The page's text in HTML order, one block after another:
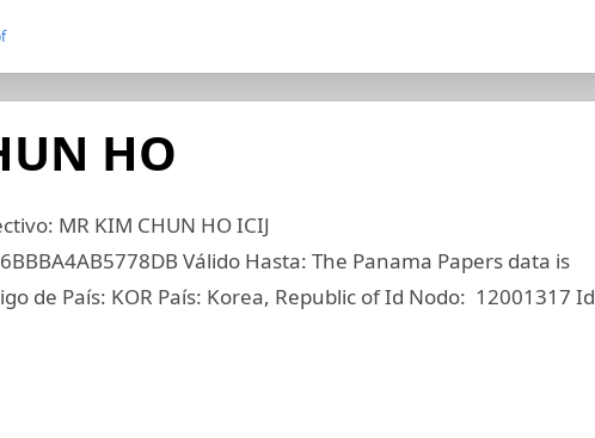
HO
MR KIM CHUN HO ICIJ
Válido Hasta: The Panama Papers data is
de País: KOR País: Korea, Republic of Id Nodo: 12001317 Id